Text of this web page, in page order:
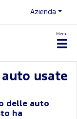
Azienda
Menu
auto usate
delle auto
ha